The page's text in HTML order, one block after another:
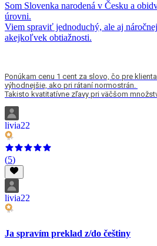
Som Slovenka narodená v Česku a
úrovni.
Viem spraviť jednoduchý, ale aj
akejkoľvek obtiažnosti.
Ponúkam cenu 1 cent za slovo, čo pre
výhodnejšie, ako pri rátaní normostrán.
Takisto kvatitatívne zľavy pri väčšom
livia22
(5)
livia22
Ja spravím preklad z/do češtiny